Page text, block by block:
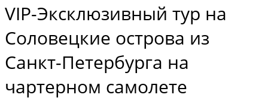
VIP-Эксклюзивный тур на
Соловецкие острова из
Санкт-Петербурга на
чартерном самолете